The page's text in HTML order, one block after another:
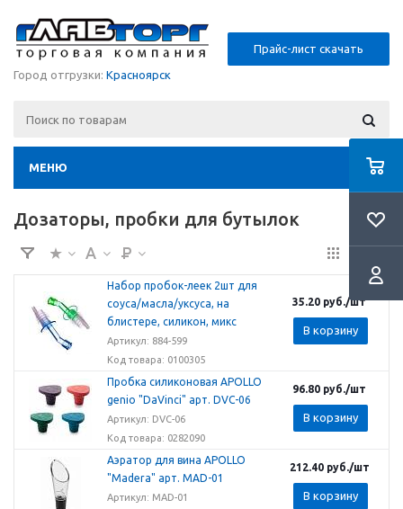
Прайс-лист скачать
Город отгрузки: Красноярск
МЕНЮ
Дозаторы, пробки для бутылок
Набор пробок-леек 2шт для
соуса/масла/уксуса, на
блистере, силикон, микс
Артикул: 884-599
Код товара: 0100305
35.20 руб./шт
В корзину
Пробка силиконовая APOLLO
genio "DaVinci" арт. DVC-06
Артикул: DVC-06
Код товара: 0282090
96.80 руб./шт
В корзину
Аэратор для вина APOLLO
"Madera" арт. MAD-01
Артикул: MAD-01
212.40руб./шт
В корзину